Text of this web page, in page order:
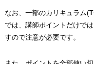
なお、一部のカリキュラム
では、講師ポイントだけで
すので注意が必要です。